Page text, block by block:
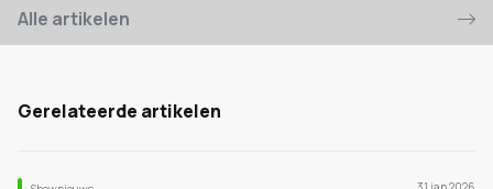
Alle artikelen
Gerelateerde artikelen